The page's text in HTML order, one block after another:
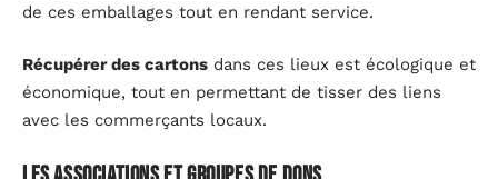
de ces emballages tout en rendant service.
Récupérer des cartons dans ces lieux est écologique et
économique, tout en permettant de tisser des liens
avec les commerçants locaux.